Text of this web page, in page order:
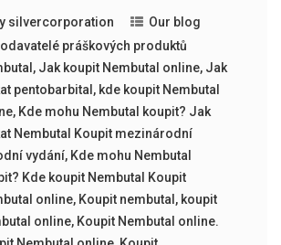
silvercorporation
Our blog
práškových produktů
, Jak koupit Nembutal online, Jak
pentobarbital , kde koupit Nembutal
, Kde mohu Nembutal koupit? Jak
Nembutal Koupit mezinárodní
vydání, Kde mohu Nembutal
Kde koupit Nembutal Koupit
online, Koupit nembutal , koupit
online, Koupit Nembutal online.